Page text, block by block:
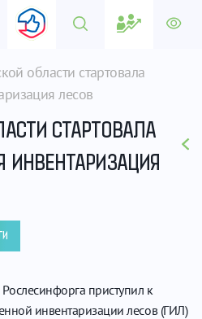
области стартовала
лесов
СТАРТОВАЛА
ИНВЕНТАРИЗАЦИЯ
приступил к
инвентаризации лесов (ГИЛ)